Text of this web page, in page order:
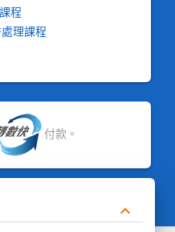
程
理課程
付款。
keyboard_arrow_down